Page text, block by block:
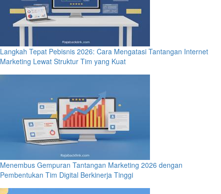
Langkah Tepat Pebisnis 2026: Cara Mengatasi Tantangan Internet
Marketing Lewat Struktur Tim yang Kuat
Menembus Gempuran Tantangan Marketing 2026 dengan
Pembentukan Tim Digital Berkinerja Tinggi